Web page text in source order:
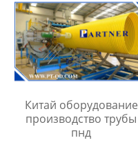
Китай оборудование
производство трубы
пнд